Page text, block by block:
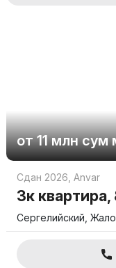
от11 млн сум
Сдан 2026 Anvar
3к квартира,
Сергелийский,